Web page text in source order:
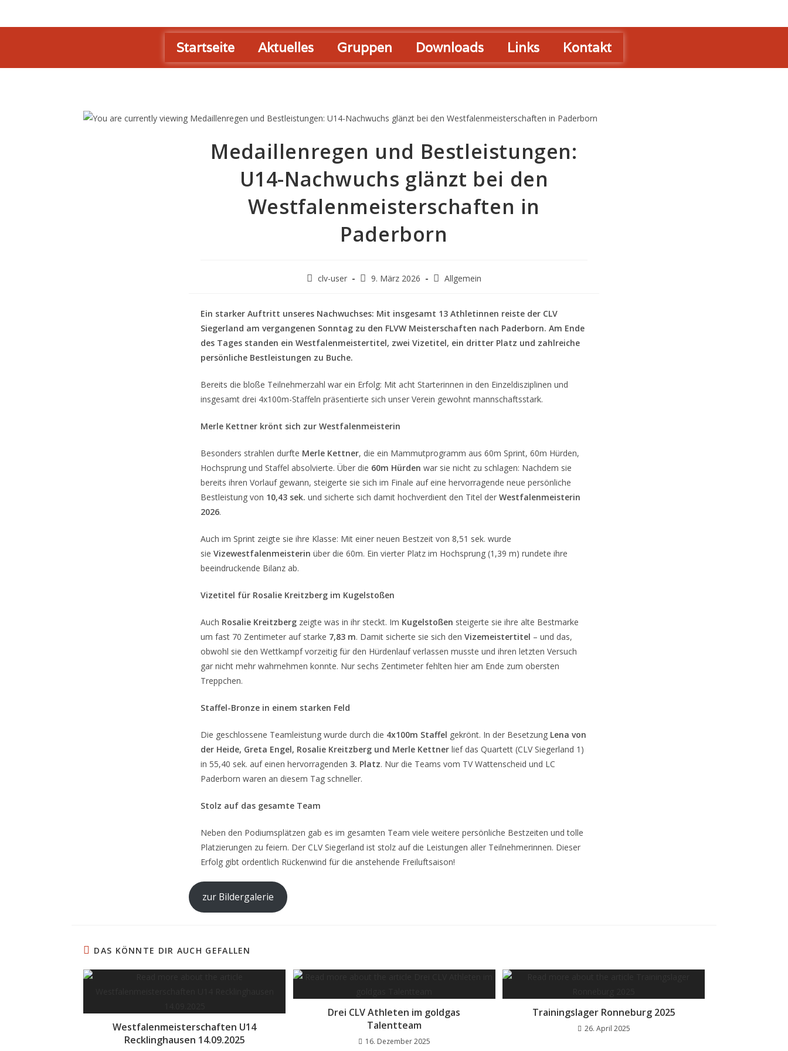
Startseite Aktuelles Gruppen Downloads Links Kontakt
Medaillenregen und Bestleistungen:
U14-Nachwuchs glänzt bei den
Westfalenmeisterschaften in
Paderborn
clv-user 9. März 2026 Allgemein
Ein starker Auftritt unseres Nachwuchses: Mit insgesamt 13 Athletinnen reiste der CLV
Siegerland am vergangenen Sonntag zu den FLVW Meisterschaften nach Paderborn. Am Ende
des Tages standen ein Westfalenmeistertitel, zwei Vizetitel, ein dritter Platz und zahlreiche
persönliche Bestleistungen zu Buche.
Bereits die bloße Teilnehmerzahl war ein Erfolg: Mit acht Starterinnen in den Einzeldisziplinen und
insgesamt drei 4x100m-Staffeln präsentierte sich unser Verein gewohnt mannschaftsstark.
Merle Kettner krönt sich zur Westfalenmeisterin
Besonders strahlen durfte Merle Kettner, die ein Mammutprogramm aus 60m Sprint, 60m Hürden,
Hochsprung und Staffel absolvierte. Über die 60m Hürden war sie nicht zu schlagen: Nachdem sie
bereits ihren Vorlauf gewann, steigerte sie sich im Finale auf eine hervorragende neue persönliche
Bestleistung von 10,43 sek. und sicherte sich damit hochverdient den Titel der Westfalenmeisterin
2026.
Auch im Sprint zeigte sie ihre Klasse: Mit einer neuen Bestzeit von 8,51 sek. wurde
sie Vizewestfalenmeisterin über die 60m. Ein vierter Platz im Hochsprung (1,39 m) rundete ihre
beeindruckende Bilanz ab.
Vizetitel für Rosalie Kreitzberg im Kugelstoßen
Auch Rosalie Kreitzberg zeigte was in ihr steckt. Im Kugelstoßen steigerte sie ihre alte Bestmarke
um fast 70 Zentimeter auf starke 7,83 m. Damit sicherte sie sich den Vizemeistertitel – und das,
obwohl sie den Wettkampf vorzeitig für den Hürdenlauf verlassen musste und ihren letzten Versuch
gar nicht mehr wahrnehmen konnte. Nur sechs Zentimeter fehlten hier am Ende zum obersten
Treppchen.
Staffel-Bronze in einem starken Feld
Die geschlossene Teamleistung wurde durch die 4x100m Staffel gekrönt. In der Besetzung Lena von
der Heide, Greta Engel, Rosalie Kreitzberg und Merle Kettner lief das Quartett (CLV Siegerland 1)
in 55,40 sek. auf einen hervorragenden 3. Platz. Nur die Teams vom TV Wattenscheid und LC
Paderborn waren an diesem Tag schneller.
Stolz auf das gesamte Team
Neben den Podiumsplätzen gab es im gesamten Team viele weitere persönliche Bestzeiten und tolle
Platzierungen zu feiern. Der CLV Siegerland ist stolz auf die Leistungen aller Teilnehmerinnen. Dieser
Erfolg gibt ordentlich Rückenwind für die anstehende Freiluftsaison!
zur Bildergalerie
DAS KÖNNTE DIR AUCH GEFALLEN
Westfalenmeisterschaften U14
Recklinghausen 14.09.2025
Drei CLV Athleten im goldgas
Talentteam
16. Dezember 2025
Trainingslager Ronneburg 2025
26. April 2025